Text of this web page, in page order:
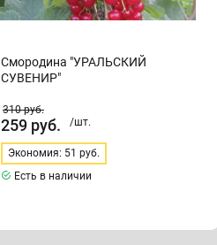
Смородина "УРАЛЬСКИЙ
СУВЕНИР"
310руб.
259 руб. /шт.
Экономия: 51 руб.
Есть в наличии